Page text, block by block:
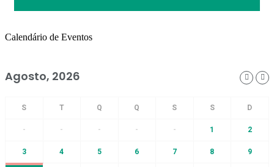
Calendário de Eventos
Agosto, 2026
- - - - - 1 2
3 4 5 6 7 8 9